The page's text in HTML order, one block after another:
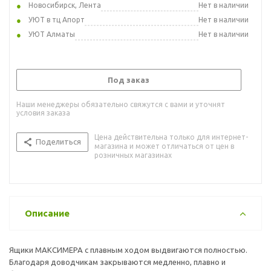
Новосибирск, Лента
Нет в наличии
УЮТ в тц Апорт
Нет в наличии
УЮТ Алматы
Нет в наличии
Под заказ
Наши менеджеры обязательно свяжутся с вами и уточнят
условия заказа
Поделиться
Цена действительна только для интернет-
магазина и может отличаться от цен в
розничных магазинах
Описание
Ящики МАКСИМЕРА с плавным ходом выдвигаются полностью.
Благодаря доводчикам закрываются медленно, плавно и